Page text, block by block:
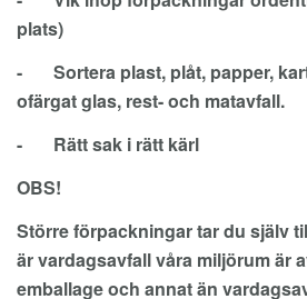
plats)
- Sortera plast, plåt, papper,
ofärgat glas, rest- och matavfall.
- Rätt sak i rätt kärl
OBS!
Större förpackningar tar du själv
är vardagsavfall våra miljörum är
emballage och annat än